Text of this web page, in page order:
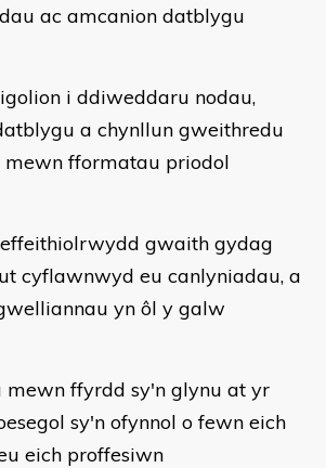
ac amcanion datblygu
i ddiweddaru nodau,
a chynllun gweithredu
fformatau priodol
gwaith gydag
cyflawnwyd eu canlyniadau, a
yn ôl y galw
mewn ffyrdd sy'n glynu at yr
sy'n ofynnol o fewn eich
eich proffesiwn